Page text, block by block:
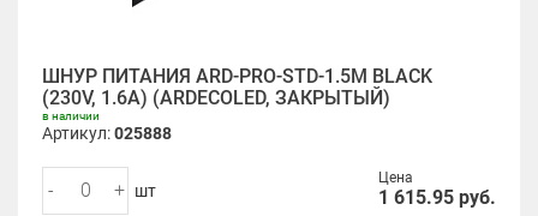
ШНУР ПИТАНИЯ ARD-PRO-STD-1.5M BLACK
(230V, 1.6A) (ARDECOLED, ЗАКРЫТЫЙ)
в наличии
Артикул:025888
Цена
1 615.95 руб.
- + шт